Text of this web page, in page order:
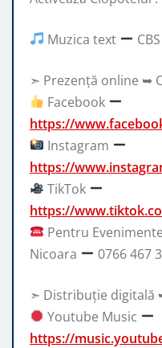
Muzica text
➣ Prezență online ➥
Facebook
https://
Instagram
https://
TikTok
https://
Pentru
Nicoara
0766 467
➣ Distribuție digitală
Youtube Music
https://